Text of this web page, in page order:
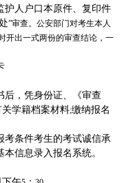
护人户口本原件、复印件
”审查。公安部门对考生本人
开出一式两份的审查结论，一
，凭身份证、《审查
学籍档案材料;缴纳报名
条件考生的考试诚信承
信息录入报名系统。